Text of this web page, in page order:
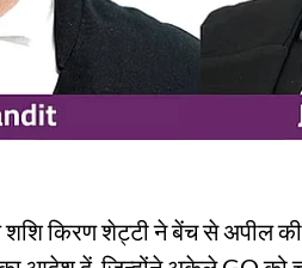
किरण शेट्टी ने बेंच से अपील